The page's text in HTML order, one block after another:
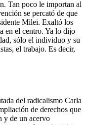
Tan poco le importan al
se percató de que
Milei. Exaltó los
en el centro. Ya lo dijo
sólo el individuo y su
el trabajo. Es decir,
del radicalismo Carla
de derechos que
y de un acervo